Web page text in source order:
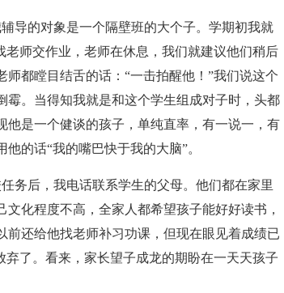
导的对象是一个隔壁班的大个子。学期初我就
师交作业，老师在休息，我们就建议他们稍后
都瞠目结舌的话：“一击拍醒他！”我们说这个
。当得知我就是和这个学生组成对子时，头都
是一个健谈的孩子，单纯直率，有一说一，有
的话“我的嘴巴快于我的大脑”。
务后，我电话联系学生的父母。他们都在家里
化程度不高，全家人都希望孩子能好好读书，
前还给他找老师补习功课，但现在眼见着成绩已
了。看来，家长望子成龙的期盼在一天天孩子